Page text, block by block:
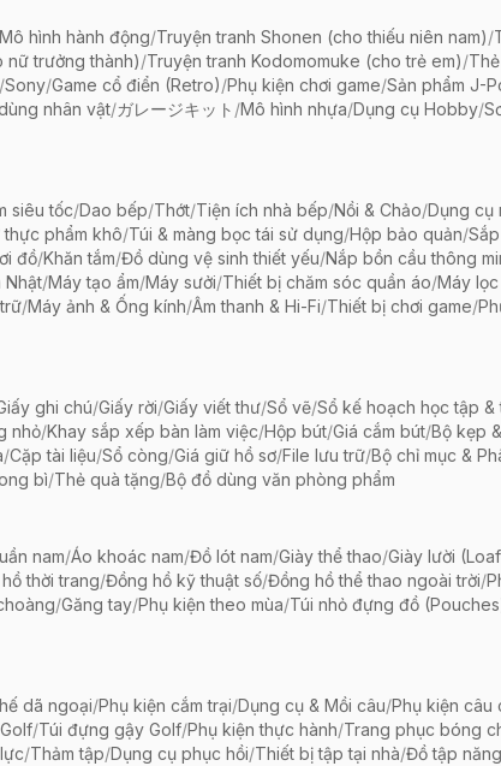
Mô hình hành động/Truyện tranh Shonen (cho thiếu niên nam)/
nữ trưởng thành)/Truyện tranh Kodomomuke (cho trẻ em)/
/Sony/Game cổ điển (Retro)/Phụ kiện chơi game/Sản phẩm J-
nhân vật/ガレージキット /Mô hình nhựa/Dụng cụ Hobby/
siêu tốc/Dao bếp/Thớt/Tiện ích nhà bếp/Nồi & Chảo/Dụng cụ
thực phẩm khô/Túi & màng bọc tái sử dụng/Hộp bảo quản/
đồ/Khăn tắm/Đồ dùng vệ sinh thiết yếu/Nắp bồn cầu thông
Nhật/Máy tạo ẩm/Máy sưởi/Thiết bị chăm sóc quần áo/Máy
/Máy ảnh & Ống kính/Âm thanh & Hi-Fi/Thiết bị chơi game/
ghi chú/Giấy rời/Giấy viết thư/Sổ vẽ/Sổ kế hoạch học tập &
nhỏ/Khay sắp xếp bàn làm việc/Hộp bút/Giá cắm bút/Bộ kẹp
/Cặp tài liệu/Sổ còng/Giá giữ hồ sơ/File lưu trữ/Bộ chỉ mục &
bì/Thẻ quà tặng/Bộ đồ dùng văn phòng phẩm
nam/Áo khoác nam/Đồ lót nam/Giày thể thao/Giày lười
thời trang/Đồng hồ kỹ thuật số/Đồng hồ thể thao ngoài trời/
/Găng tay/Phụ kiện theo mùa/Túi nhỏ đựng đồ
dã ngoại/Phụ kiện cắm trại/Dụng cụ & Mồi câu/Phụ kiện câu
/Túi đựng gậy Golf/Phụ kiện thực hành/Trang phục bóng
/Thảm tập/Dụng cụ phục hồi/Thiết bị tập tại nhà/Đồ tập